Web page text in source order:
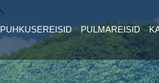
PUHKUSEREISID PULMAREISID